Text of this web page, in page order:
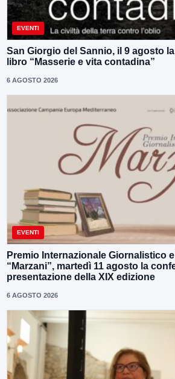
EVENTI
San Giorgio del Sannio, il 9 agosto
libro “Masserie e vita contadina”
6 AGOSTO 2026
EVENTI
Premio Internazionale Giornalistico
“Marzani”, martedì 11 agosto la
presentazione della XIX edizione
6 AGOSTO 2026